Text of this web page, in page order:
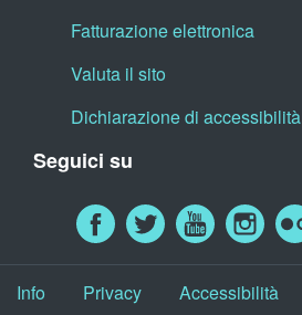
Fatturazione elettronica
Valuta il sito
Dichiarazione di accessibilità
Seguici su
Info Privacy Accessibilità